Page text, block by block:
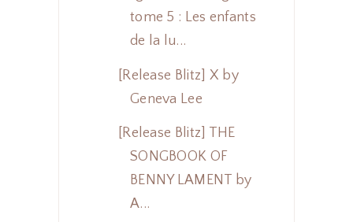
tome 5 : Les enfants
de la lu...
[Release Blitz] X by
Geneva Lee
[Release Blitz] THE
SONGBOOK OF
BENNY LAMENT by
A...